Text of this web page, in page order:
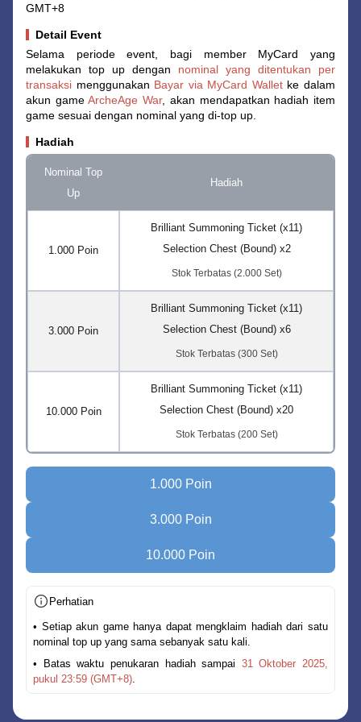
GMT+8
Detail Event
Selama periode event, bagi member MyCard yang
melakukan top up dengan nominal yang ditentukan per
transaksi menggunakan Bayar via MyCard Walletke dalam
akun gameArcheAge War, akan mendapatkan hadiah item
game sesuai dengan nominal yang di-top up.
Hadiah
Nominal Top
Up
Hadiah
1.000 Poin
Brilliant Summoning Ticket (x11)
Selection Chest (Bound) x2
Stok Terbatas (2.000 Set)
3.000 Poin
Brilliant Summoning Ticket (x11)
Selection Chest (Bound) x6
Stok Terbatas (300 Set)
10.000 Poin
Brilliant Summoning Ticket (x11)
Selection Chest (Bound) x20
Stok Terbatas (200 Set)
1.000 Poin
3.000 Poin
10.000 Poin
Perhatian
• Setiap akun game hanya dapat mengklaim hadiah dari satu
nominal top up yang sama sebanyak satu kali.
• Batas waktu penukaran hadiah sampai 31 Oktober 2025,
pukul 23:59 (GMT+8).